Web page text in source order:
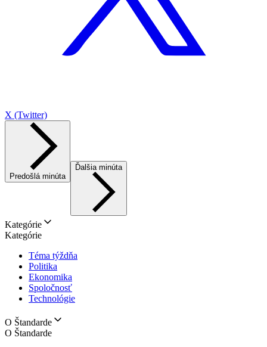
X (Twitter)
Predošlá minúta
Ďalšia minúta
Kategórie
Kategórie
Téma týždňa
Politika
Ekonomika
Spoločnosť
Technológie
O Štandarde
O Štandarde